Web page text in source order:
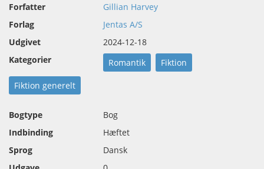
Forfatter
Gillian Harvey
Forlag
Jentas A/S
Udgivet
2024-12-18
Kategorier
Romantik Fiktion
Fiktion generelt
Bogtype
Bog
Indbinding
Hæftet
Sprog
Dansk